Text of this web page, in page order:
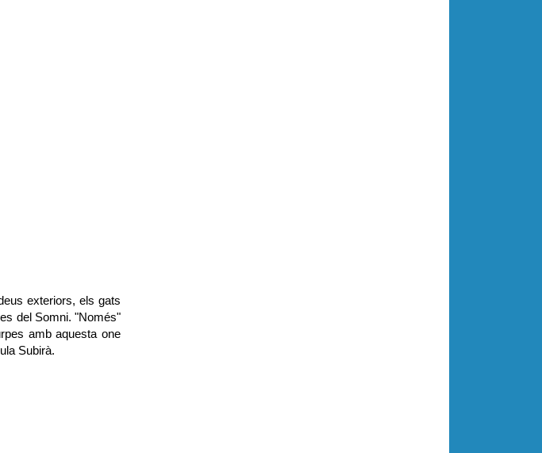
exteriors, els gats
del Somni. "Només"
amb aquesta one
Subirà.